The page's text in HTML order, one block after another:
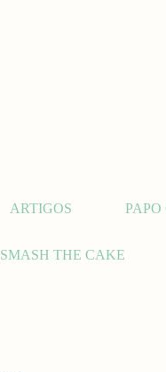
ARTIGOS PAPO
SMASH THE CAKE